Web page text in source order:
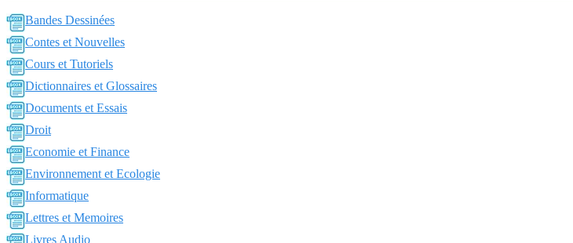
Bandes Dessinées
Contes et Nouvelles
Cours et Tutoriels
Dictionnaires et Glossaires
Documents et Essais
Droit
Economie et Finance
Environnement et Ecologie
Informatique
Lettres et Memoires
Livres Audio